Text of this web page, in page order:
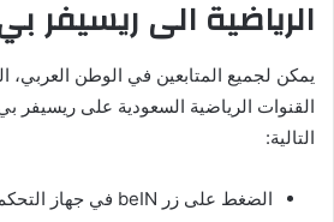
الرياضية الى ريسيفر
يمكن لجميع المتابعين في الوطن العربي،
القنوات الرياضية السعودية على ريسيفر
التالية:
الضغط على زر beIN في جهاز التحكم عن بعد.